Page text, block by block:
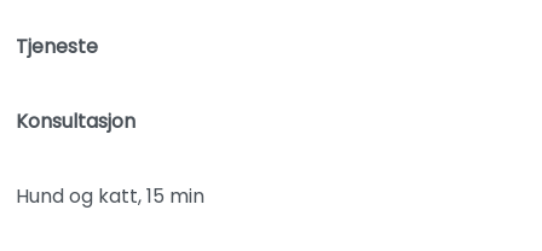
Tjeneste
Konsultasjon
Hund og katt, 15 min